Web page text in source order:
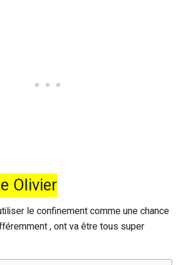
Olivier
le confinement comme une chance
, ont va être tous super